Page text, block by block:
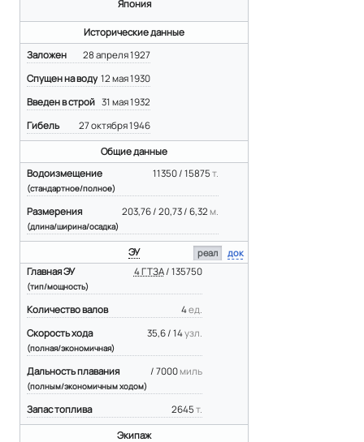
Япония
Исторические данные
28 апреля 1927
Заложен
12 мая 1930
Спущен на воду
31 мая 1932
Введен в строй
27 октября 1946
Гибель
Общие данные
11350 / 15875т.
Водоизмещение
(стандартное/полное)
203,76 / 20,73 / 6,32 м.
Размерения
(длина/ширина/осадка)
ЭУ реал
док
4 ГТЗА/ 135750
Главная ЭУ
(тип/мощность)
4ед.
Количество валов
35,6 / 14узл.
Скорость хода
(полная/экономичная)
/ 7000 миль
Дальность плавания
(полным/экономичным ходом)
2645т.
Запас топлива
Экипаж